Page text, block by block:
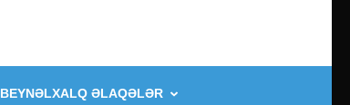
BEYNƏLXALQ ƏLAQƏLƏR